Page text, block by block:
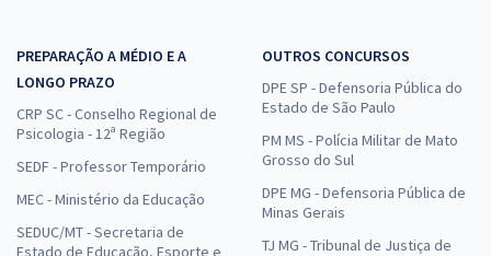
PREPARAÇÃO A MÉDIO E A
LONGO PRAZO
CRP SC - Conselho Regional de
Psicologia - 12ª Região
SEDF - Professor Temporário
MEC - Ministério da Educação
SEDUC/MT - Secretaria de
Estado de Educação, Esporte e
OUTROS CONCURSOS
DPE SP - Defensoria Pública do
Estado de São Paulo
PM MS - Polícia Militar de Mato
Grosso do Sul
DPE MG - Defensoria Pública de
Minas Gerais
TJ MG - Tribunal de Justiça de